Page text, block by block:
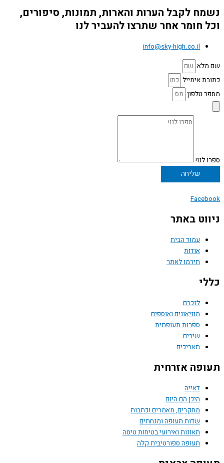
נשמח לקבל הערות והארות, תמונות, סיפורים,
וכל חומר אחר שתרצו להעביר לנו
info@sky-high.co.il
שם מלא
כתובת אימייל
מספר טלפון
ספרו לנו!
שליחה
Facebook
ניווט באתר
עמוד הבית
אודות
תירמו לאתר
כללי
לזכרם
מוזיאונים ואוספים
ספרות תעופתית
שירים
תאריכים
תעופה אזרחית
דאייה
היכן הם היום
מחקרים, מאמרים וכתבות
שדות תעופה ומנחתים
תאונות ואירועי בטיחות טיסה
תעופה ספורטיבית קלה